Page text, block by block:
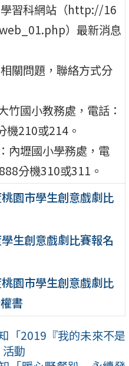
習科網站（http://16
）最新消息
關問題，聯絡方式分
竹國小教務處，電話：
機210或214。
內壢國小學務處，電
分機310或311。
園市學生創意戲劇比
生創意戲劇比賽報名
園市學生創意戲劇比
書
「2019『我的未來不是
動